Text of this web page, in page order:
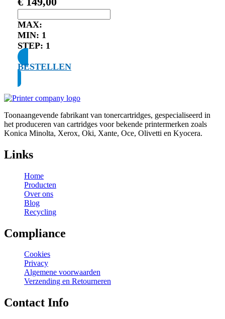
MAX:
MIN: 1
STEP: 1
BESTELLEN
Toonaangevende fabrikant van tonercartridges, gespecialiseerd in
het produceren van cartridges voor bekende printermerken zoals
Konica Minolta, Xerox, Oki, Xante, Oce, Olivetti en Kyocera.
Links
Home
Producten
Over ons
Blog
Recycling
Compliance
Cookies
Privacy
Algemene voorwaarden
Verzending en Retourneren
Contact Info